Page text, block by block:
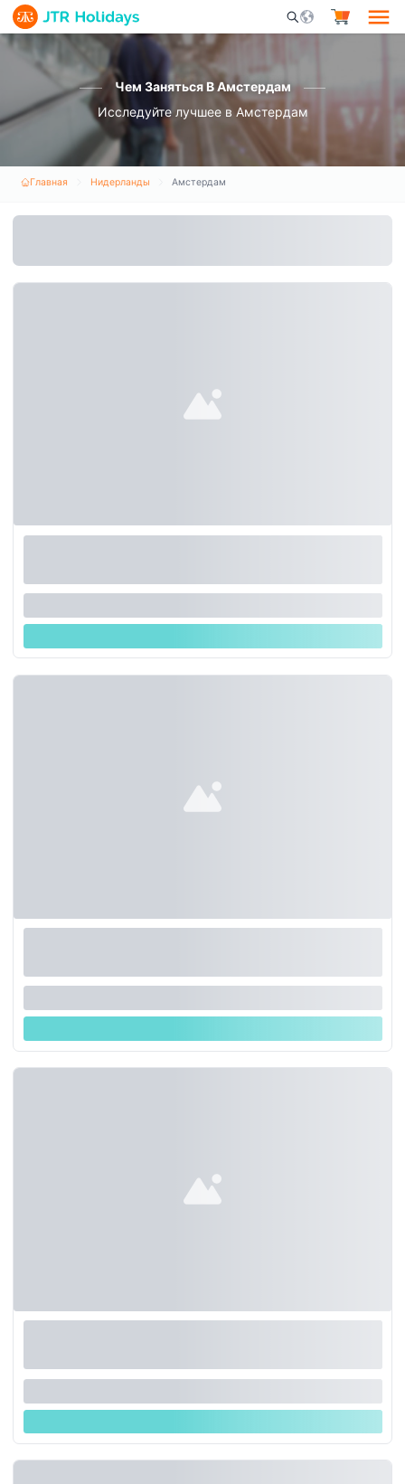
Mobile Search
Чем Заняться В Амстердам
Исследуйте лучшее в Амстердам
Главная Нидерланды Амстердам